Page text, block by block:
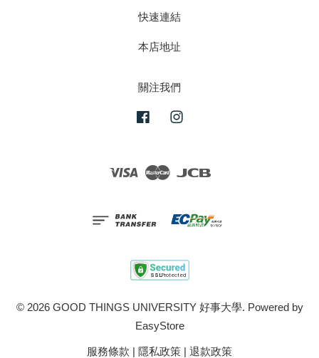
快速連結
本店地址
關注我們
Facebook
Visa Master
© 2026 GOOD THINGS UNIVERSITY 好事大學. Powered by
EasyStore
服務條款 | 隱私政策 | 退款政策